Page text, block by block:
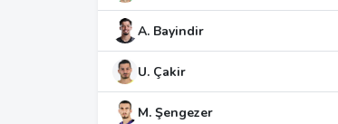
A. Bayindir
U. Çakir
M. Şengezer